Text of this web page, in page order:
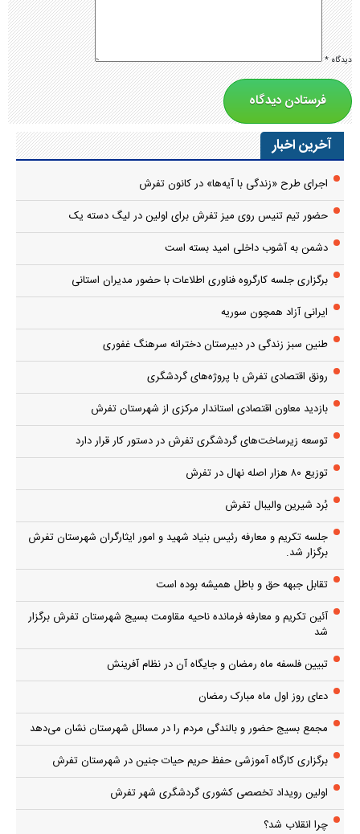
دیدگاه*
آخرین اخبار
اجرای طرح «زندگی با آیه‌ها» در کانون تفرش
حضور تیم تنیس روی میز تفرش برای اولین در لیگ دسته یک
دشمن به آشوب داخلی امید بسته است
برگزاری جلسه کارگروه فناوری اطلاعات با حضور مدیران استانی
ایرانی آزاد همچون سوریه
طنین سبز زندگی در دبیرستان دخترانه سرهنگ غفوری
رونق اقتصادی تفرش با پروژه‌های گردشگری
بازدید معاون اقتصادی استاندار مرکزی از شهرستان تفرش
توسعه زیرساخت‌های گردشگری تفرش در دستور کار قرار دارد
توزیع ۸۰ هزار اصله نهال در تفرش
بُرد شیرین والیبال تفرش
جلسه تکریم و معارفه رئیس بنیاد شهید و امور ایثارگران شهرستان تفرش
برگزار شد.
تقابل جبهه حق و باطل همیشه بوده است
آئین تکریم و معارفه فرمانده ناحیه مقاومت بسیج شهرستان تفرش برگزار
شد
تبیین فلسفه ماه رمضان و جایگاه آن در نظام آفرینش
دعای روز اول ماه مبارک رمضان
مجمع بسیج حضور و بالندگی مردم را در مسائل شهرستان نشان می‌دهد
برگزاری کارگاه آموزشی حفظ حریم حیات جنین در شهرستان تفرش
اولین رویداد تخصصی کشوری گردشگری شهر تفرش
چرا انقلاب شد؟